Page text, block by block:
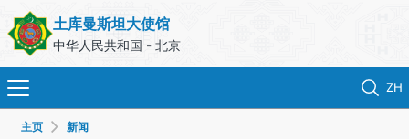
土库曼斯坦大使馆
中华人民共和国 - 北京
ZH
主页 新闻